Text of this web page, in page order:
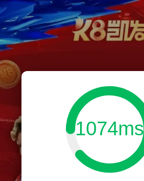
1074ms